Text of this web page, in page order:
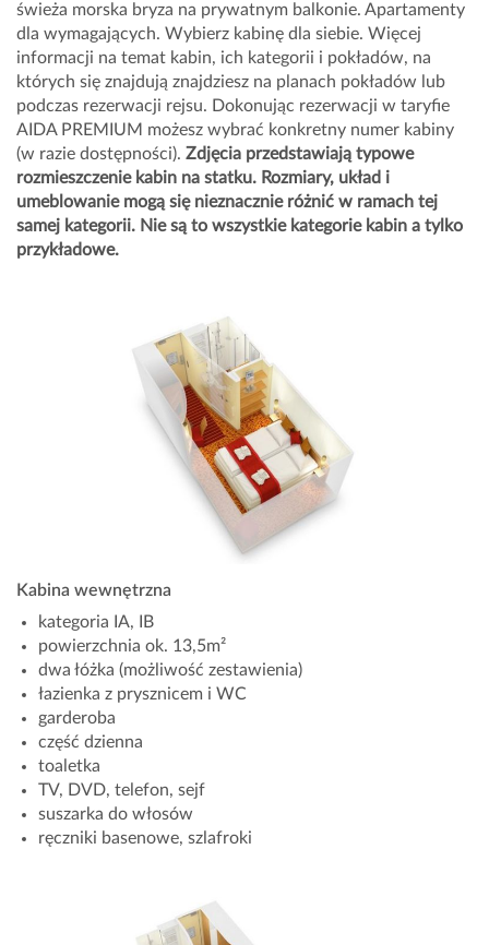
świeża morska bryza na prywatnym balkonie. Apartamenty
dla wymagających. Wybierz kabinę dla siebie. Więcej
informacji na temat kabin, ich kategorii i pokładów, na
których się znajdują znajdziesz na planach pokładów lub
podczas rezerwacji rejsu. Dokonując rezerwacji w taryfie
AIDA PREMIUM możesz wybrać konkretny numer kabiny
(w razie dostępności). Zdjęcia przedstawiają typowe
rozmieszczenie kabin na statku. Rozmiary, układ i
umeblowanie mogą się nieznacznie różnić w ramach tej
samej kategorii. Nie są to wszystkie kategorie kabin a tylko
przykładowe.
Kabina wewnętrzna
kategoria IA, IB
powierzchnia ok. 13,5m²
dwa łóżka (możliwość zestawienia)
łazienka z prysznicem i WC
garderoba
część dzienna
toaletka
TV, DVD, telefon, sejf
suszarka do włosów
ręczniki basenowe, szlafroki